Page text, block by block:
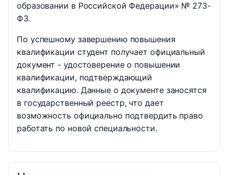
образовании в Российской Федерации» № 273-
ФЗ.
По успешному завершению повышения
квалификации студент получает официальный
документ - удостоверение о повышении
квалификации, подтверждающий
квалификацию. Данные о документе заносятся
в государственный реестр, что дает
возможность официально подтвердить право
работать по новой специальности.